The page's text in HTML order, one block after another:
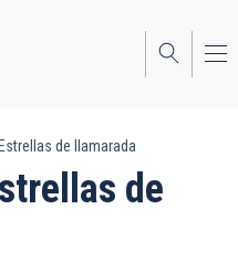
de llamarada
de